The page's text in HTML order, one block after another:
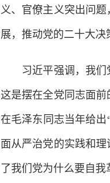
义、官僚主义突出问
展，推动党的二十大决
习近平强调，我们党
这是摆在全党同志面前
在毛泽东同志当年给
面从严治党的实践和
了我们党为什么要自我